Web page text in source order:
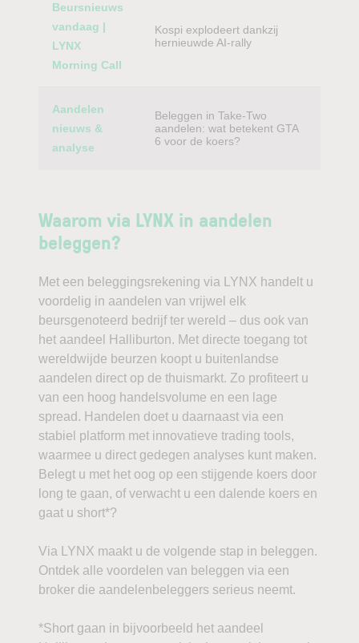
Beursnieuws
vandaag |
LYNX
Morning Call
Kospi explodeert dankzij
hernieuwde AI-rally
Aandelen
nieuws &
analyse
Beleggen in Take-Two
aandelen: wat betekent GTA
6 voor de koers?
Waarom via LYNX in aandelen
beleggen?
Met een beleggingsrekening via LYNX handelt u
voordelig in aandelen van vrijwel elk
beursgenoteerd bedrijf ter wereld – dus ook van
het aandeel Halliburton. Met directe toegang tot
wereldwijde beurzen koopt u buitenlandse
aandelen direct op de thuismarkt. Zo profiteert u
van een hoog handelsvolume en een lage
spread. Handelen doet u daarnaast via een
stabiel platform met innovatieve trading tools,
waarmee u direct gedegen analyses kunt maken.
Belegt u met het oog op een stijgende koers door
long te gaan, of verwacht u een dalende koers en
gaat u short*?
Via LYNX maakt u de volgende stap in beleggen.
Ontdek alle voordelen van beleggen via een
broker die aandelenbeleggers serieus neemt.
*Short gaan in bijvoorbeeld het aandeel